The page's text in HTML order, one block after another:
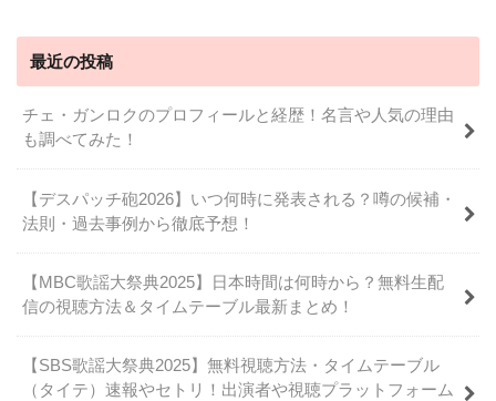
最近の投稿
チェ・ガンロクのプロフィールと経歴！名言や人気の理由
も調べてみた！
【デスパッチ砲2026】いつ何時に発表される？噂の候補・
法則・過去事例から徹底予想！
【MBC歌謡大祭典2025】日本時間は何時から？無料生配
信の視聴方法＆タイムテーブル最新まとめ！
【SBS歌謡大祭典2025】無料視聴方法・タイムテーブル
（タイテ）速報やセトリ！出演者や視聴プラットフォーム